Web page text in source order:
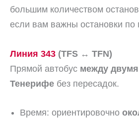
большим количеством
если вам важны остановки по
Линия 343 (TFS ↔ TFN)
Прямой автобус между
Тенерифе без пересадок.
Время: ориентировочно